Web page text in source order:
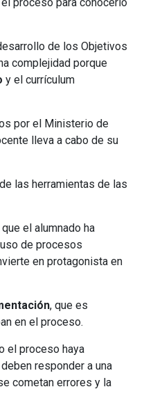
Formación
Profesionales
para oposiciones
de los Objetivos
complejidad porque
y el currículum
por el Ministerio de
lleva a cabo de su
las herramientas de las
el alumnado ha
de procesos
en protagonista en
, que es
en el proceso.
el proceso haya
responder a una
cometan errores y la